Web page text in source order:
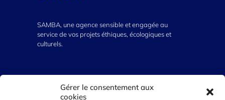
Gérer le consentement aux
cookies
SAMBA, une agence sensible et engagée au
service de vos projets éthiques, écologiques et
culturels.